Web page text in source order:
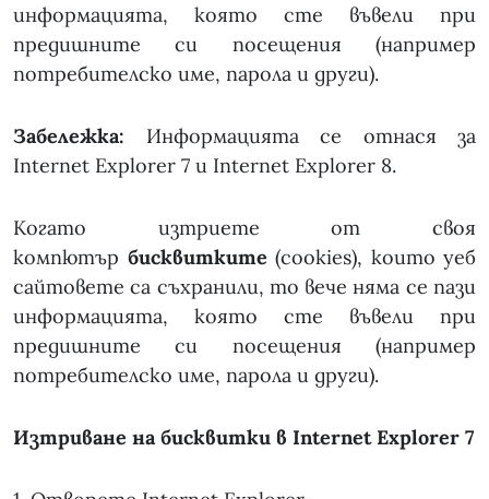
информацията, която сте въвели при
предишните си посещения (например
потребителско име, парола и други).
Забележка: Информацията се отнася за
Internet Explorer 7 и Internet Explorer 8.
Когато изтриете от своя
компютър бисквитките (cookies), които уеб
сайтовете са съхранили, то вече няма се пази
информацията, която сте въвели при
предишните си посещения (например
потребителско име, парола и други).
Изтриване на бисквитки в Internet Explorer 7